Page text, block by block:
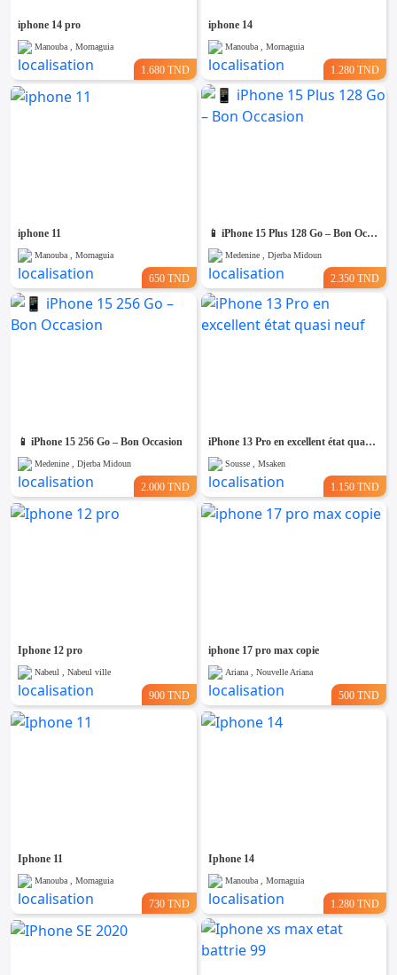
iphone 14 pro
Manouba , Mornaguia
1.680 TND
iphone 14
Manouba , Mornaguia
1.280 TND
iphone 11
Manouba , Mornaguia
650 TND
📱 iPhone 15 Plus 128 Go – Bon Occasion
Medenine , Djerba Midoun
2.350 TND
📱 iPhone 15 256 Go – Bon Occasion
Medenine , Djerba Midoun
2.000 TND
iPhone 13 Pro en excellent état quasi neuf
Sousse , Msaken
1.150 TND
Iphone 12 pro
Nabeul , Nabeul ville
900 TND
iphone 17 pro max copie
Ariana , Nouvelle Ariana
500 TND
Iphone 11
Manouba , Mornaguia
730 TND
Iphone 14
Manouba , Mornaguia
1.280 TND